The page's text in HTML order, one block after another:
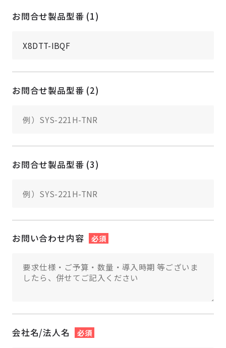
お問合せ製品型番 (1)
お問合せ製品型番 (2)
お問合せ製品型番 (3)
お問い合わせ内容 必須
会社名/法人名 必須